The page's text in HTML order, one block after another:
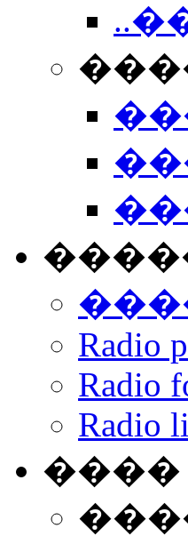
Radio
Radio
Radio
����